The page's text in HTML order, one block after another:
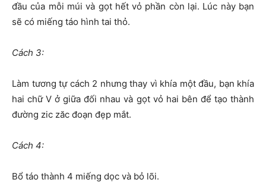
đầu của mỗi múi và gọt hết vỏ phần còn lại. Lúc này bạn
sẽ có miếng táo hình tai thỏ.
Cách 3:
Làm tương tự cách 2 nhưng thay vì khía một đầu, bạn khía
hai chữ V ở giữa đối nhau và gọt vỏ hai bên để tạo thành
đường zic zăc đoạn đẹp mắt.
Cách 4:
Bổ táo thành 4 miếng dọc và bỏ lõi.